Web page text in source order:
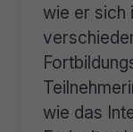
wie er sich
wie das